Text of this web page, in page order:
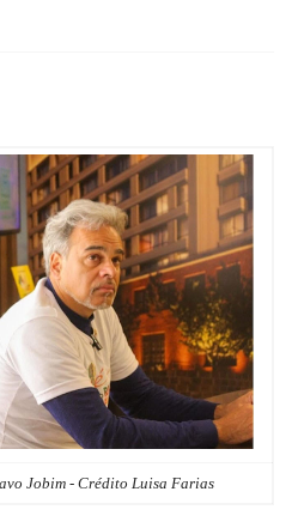
Jobim - Crédito Luisa Farias